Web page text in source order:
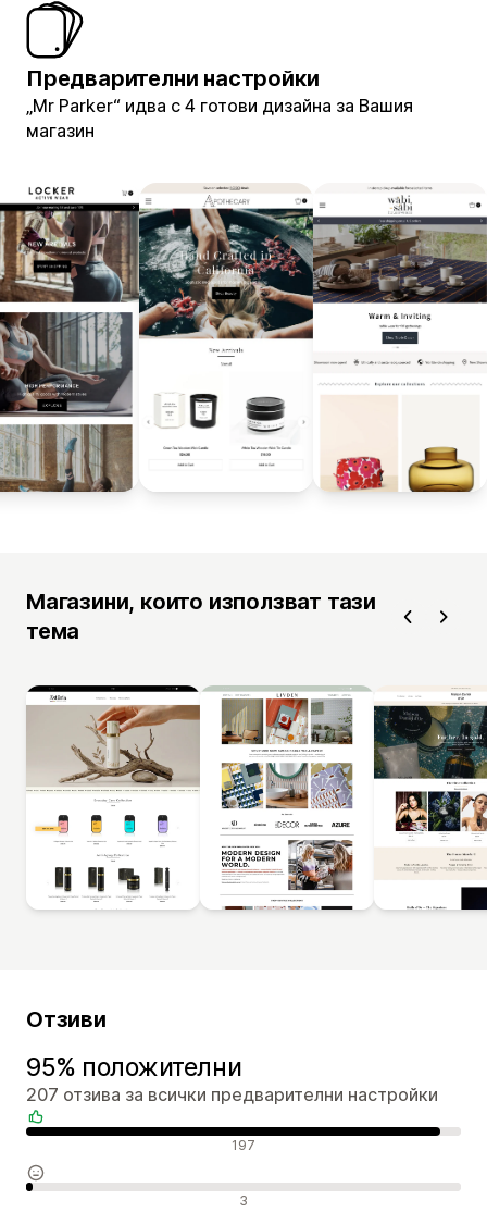
Предварителни настройки
„Mr Parker“ идва с 4 готови дизайна за Вашия
магазин
Магазини, които използват тази
тема
Отзиви
95% положителни
207 отзива за всички предварителни настройки
Положителни отзиви 197
Неутрални отзиви 3